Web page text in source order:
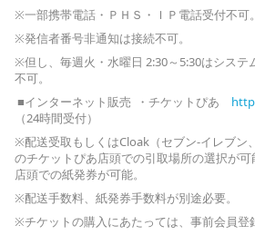
※一部携帯電話・ＰＨＳ・ＩＰ電話受付不可。
※発信者番号非通知は接続不可。
※但し、毎週火・水曜日 2:30～5:30はシステ
不可。
■インターネット販売 ・チケットぴあ
（24時間受付）
※配送受取もしくはCloak（セブン-イレブン
のチケットぴあ店頭での引取場所の選択が
店頭での紙発券が可能。
※配送手数料、紙発券手数料が別途必要。
※チケットの購入にあたっては、事前会員登